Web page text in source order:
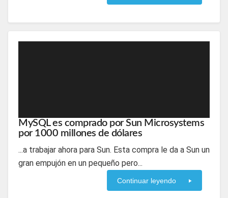
MySQL es comprado por Sun Microsystems
por 1000 millones de dólares
...a trabajar ahora para Sun. Esta compra le da a Sun un
gran empujón en un pequeño pero...
Continuar leyendo